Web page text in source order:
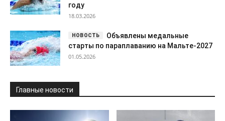
году
18.03.2026
Объявлены медальные
старты по параплаванию на Мальте-2027
01.05.2026
Главные новости